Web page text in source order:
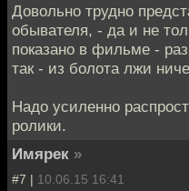
Довольно трудно
обывателя, - да и не
показано в фильме -
так - из болота лжи
Надо усиленно
ролики.
Имярек »
#7 | 10.06.15 16:41